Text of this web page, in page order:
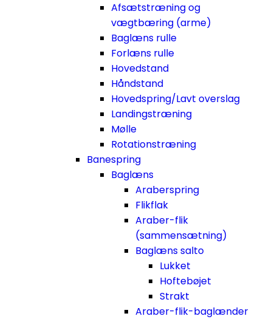
Afsætstræning og
vægtbæring (arme)
Baglæns rulle
Forlæns rulle
Hovedstand
Håndstand
Hovedspring/Lavt overslag
Landingstræning
Mølle
Rotationstræning
Banespring
Baglæns
Araberspring
Flikflak
Araber-flik
(sammensætning)
Baglæns salto
Lukket
Hoftebøjet
Strakt
Araber-flik-baglænder